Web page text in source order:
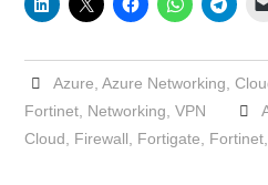
Azure Azure Networking
Fortinet Networking ,VPN
Cloud
Firewall Fortigate Fortinet